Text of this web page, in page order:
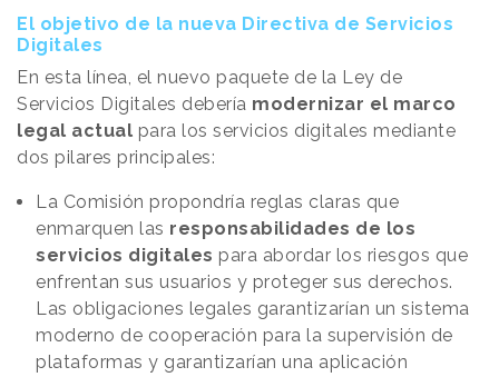
El objetivo de la nueva Directiva de Servicios
Digitales
En esta línea, el nuevo paquete de la Ley de
Servicios Digitales debería modernizar el marco
legal actual para los servicios digitales mediante
dos pilares principales:
La Comisión propondría reglas claras que
enmarquen las responsabilidades de los
servicios digitales para abordar los riesgos que
enfrentan sus usuarios y proteger sus derechos.
Las obligaciones legales garantizarían un sistema
moderno de cooperación para la supervisión de
plataformas y garantizarían una aplicación